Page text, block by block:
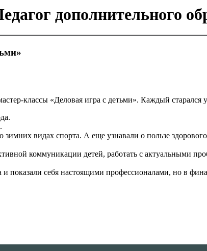
дополнительного
классы «Деловая игра с детьми». Каждый старался
видах спорта. А еще узнавали о пользе
коммуникации детей, работать с актуальными
показали себя настоящими профессионалами, но в